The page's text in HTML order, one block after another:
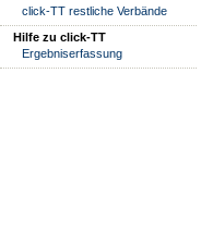
click-TT restliche Verbände
Hilfe zu click-TT
Ergebniserfassung